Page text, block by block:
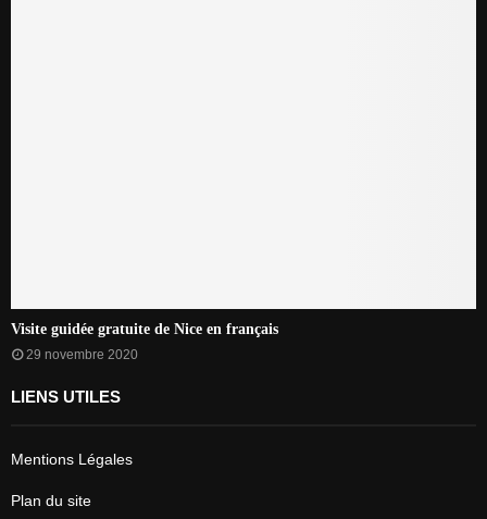
Visite guidée gratuite de Nice en français
29 novembre 2020
LIENS UTILES
Mentions Légales
Plan du site